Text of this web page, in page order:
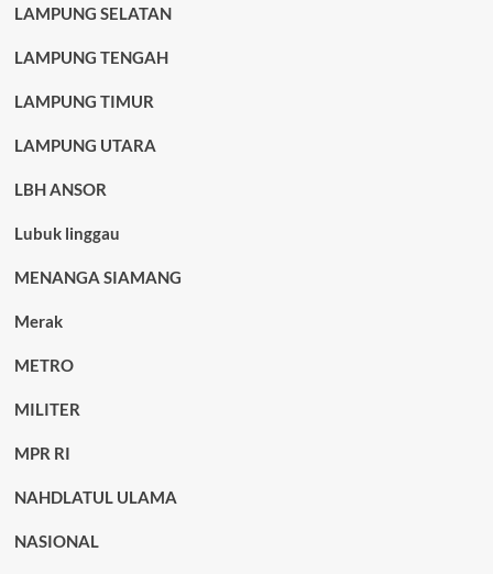
LAMPUNG SELATAN
LAMPUNG TENGAH
LAMPUNG TIMUR
LAMPUNG UTARA
LBH ANSOR
Lubuk linggau
MENANGA SIAMANG
Merak
METRO
MILITER
MPR RI
NAHDLATUL ULAMA
NASIONAL